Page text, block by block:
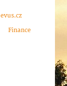
evus.cz
Finance